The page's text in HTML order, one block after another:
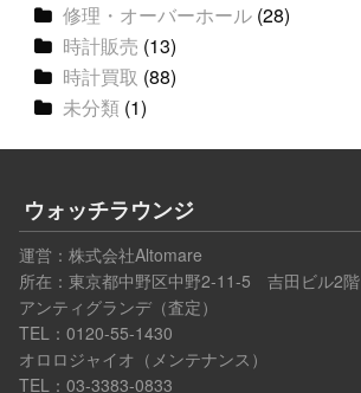
修理・オーバーホール (28)
時計販売 (13)
時計買取 (88)
未分類 (1)
ウォッチラウンジ
運営： 株式会社Altomare
所在：東京都中野区中野2-11-5 吉田ビル2階
アンティグランデ（査定）
TEL：0120-55-1430
オロロジャイオ（メンテナンス）
TEL：03-3383-0833